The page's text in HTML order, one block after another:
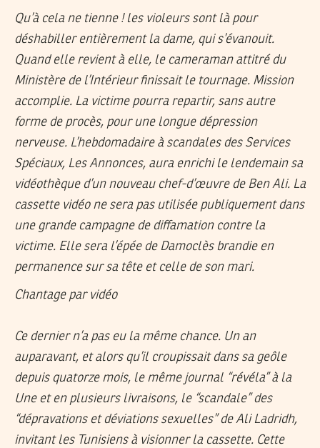
Qu’à cela ne tienne ! les violeurs sont là pour
déshabiller entièrement la dame, qui s’évanouit.
Quand elle revient à elle, le cameraman attitré du
Ministère de l’Intérieur finissait le tournage. Mission
accomplie. La victime pourra repartir, sans autre
forme de procès, pour une longue dépression
nerveuse. L’hebdomadaire à scandales des Services
Spéciaux, Les Annonces, aura enrichi le lendemain sa
vidéothèque d’un nouveau chef-d’œuvre de Ben Ali. La
cassette vidéo ne sera pas utilisée publiquement dans
une grande campagne de diffamation contre la
victime. Elle sera l’épée de Damoclès brandie en
permanence sur sa tête et celle de son mari.
Chantage par vidéo
Ce dernier n’a pas eu la même chance. Un an
auparavant, et alors qu’il croupissait dans sa geôle
depuis quatorze mois, le même journal “révéla” à la
Une et en plusieurs livraisons, le “scandale” des
“dépravations et déviations sexuelles” de Ali Ladridh,
invitant les Tunisiens à visionner la cassette. Cette